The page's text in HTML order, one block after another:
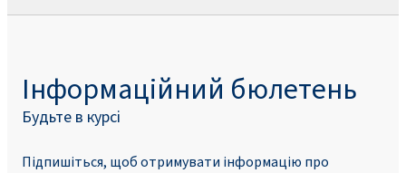
Інформаційний бюлетень
Будьте в курсі
Підпишіться, щоб отримувати інформацію про